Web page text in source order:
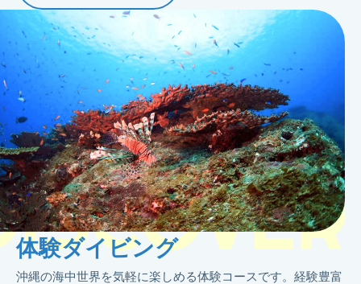
体験ダイビング
沖縄の海中世界を気軽に楽しめる体験コースです。経験豊富